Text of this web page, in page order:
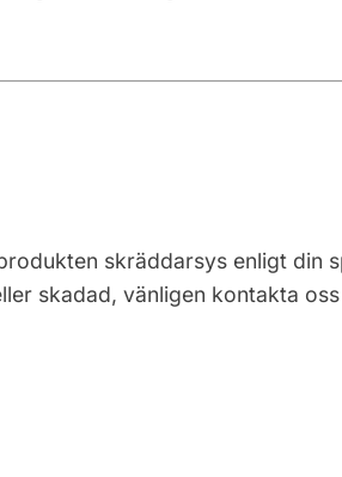
skräddarsys enligt din
skadad, vänligen kontakta